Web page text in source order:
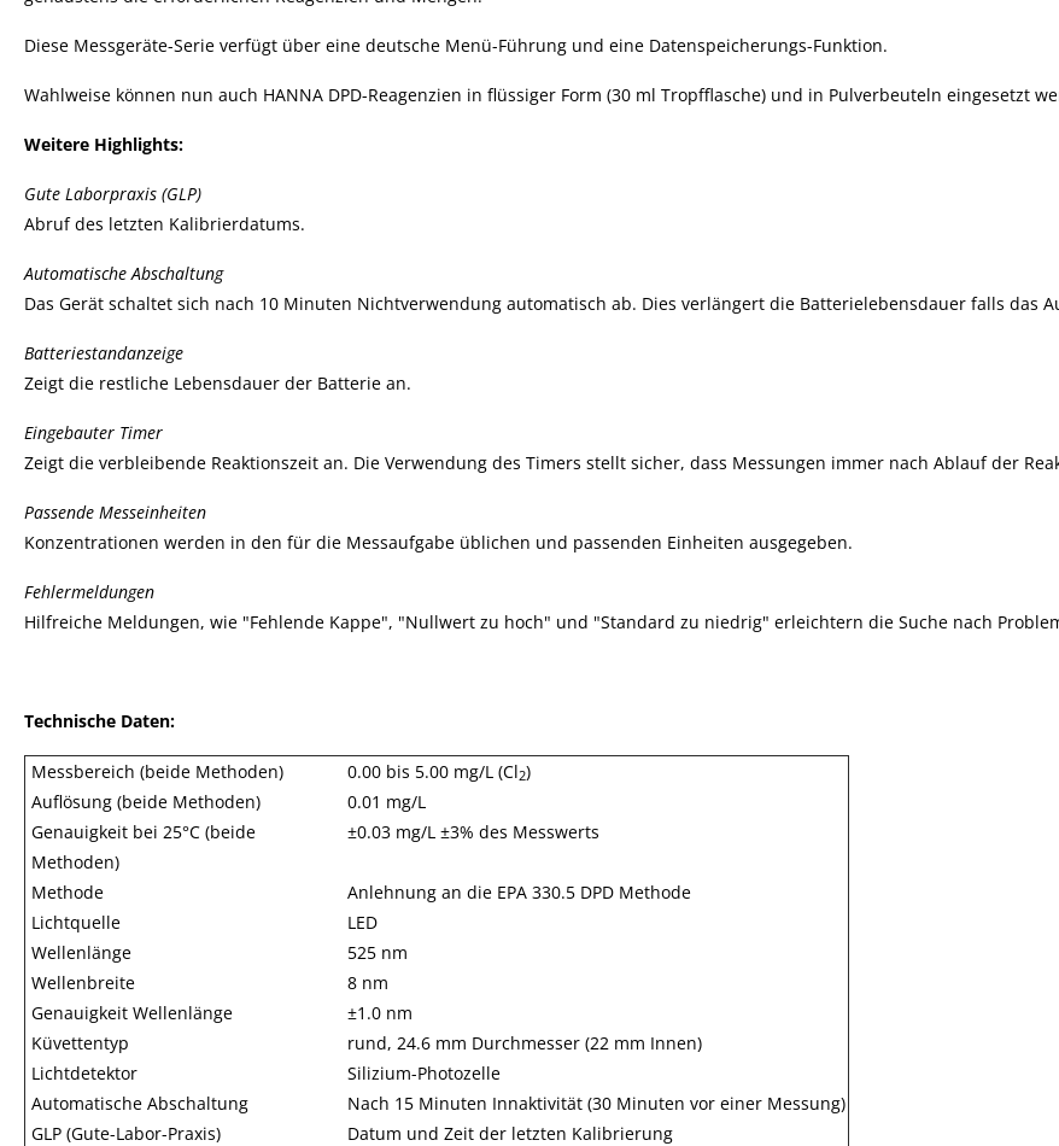
Diese Messgeräte-Serie verfügt über eine deutsche Menü-Führung und eine Datenspeicherungs-Funktion.
Wahlweise können nun auch HANNA DPD-Reagenzien in flüssiger Form (30 ml Tropfflasche) und in Pulverbeuteln eingesetzt
Weitere Highlights:
Gute Laborpraxis (GLP)
Abruf des letzten Kalibrierdatums.
Automatische Abschaltung
Das Gerät schaltet sich nach 10 Minuten Nichtverwendung automatisch ab. Dies verlängert die Batterielebensdauer falls das
Batteriestandanzeige
Zeigt die restliche Lebensdauer der Batterie an.
Eingebauter Timer
Zeigt die verbleibende Reaktionszeit an. Die Verwendung des Timers stellt sicher, dass Messungen immer nach Ablauf der
Passende Messeinheiten
Konzentrationen werden in den für die Messaufgabe üblichen und passenden Einheiten ausgegeben.
Fehlermeldungen
Hilfreiche Meldungen, wie "Fehlende Kappe", "Nullwert zu hoch" und "Standard zu niedrig" erleichtern die Suche nach
Technische Daten:
Messbereich (beide Methoden) 0.00 bis 5.00 mg/L (Cl2)
Auflösung (beide Methoden)
0.01 mg/L
Genauigkeit bei 25°C (beide
Methoden)
±0.03 mg/L ±3% des Messwerts
Methode
Anlehnung an die EPA 330.5 DPD Methode
Lichtquelle
LED
Wellenlänge
525 nm
Wellenbreite
8 nm
Genauigkeit Wellenlänge
±1.0 nm
Küvettentyp
rund, 24.6 mm Durchmesser (22 mm Innen)
Lichtdetektor
Silizium-Photozelle
Automatische Abschaltung
Nach 15 Minuten Innaktivität (30 Minuten vor einer Messung)
GLP (Gute-Labor-Praxis)
Datum und Zeit der letzten Kalibrierung